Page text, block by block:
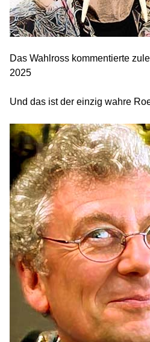
Das Wahlross kommentierte
2025
Und das ist der einzig wahre